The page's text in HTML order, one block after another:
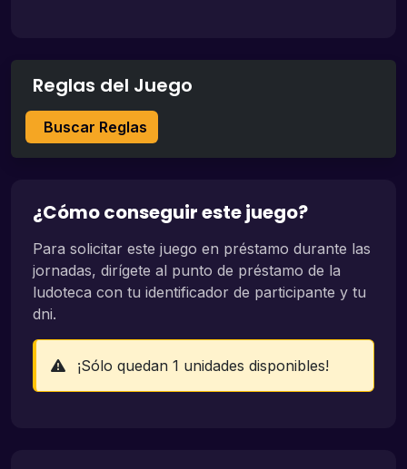
Reglas del Juego
Buscar Reglas
¿Cómo conseguir este juego?
Para solicitar este juego en préstamo durante las
jornadas, dirígete al punto de préstamo de la
ludoteca con tu identificador de participante y tu
dni.
¡Sólo quedan 1 unidades disponibles!